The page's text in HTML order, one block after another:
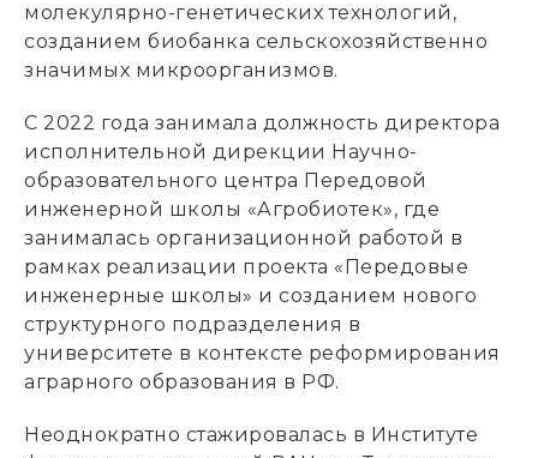
молекулярно-генетических технологий,
созданием биобанка сельскохозяйственно
значимых микроорганизмов.
С 2022 года занимала должность директора
исполнительной дирекции Научно-
образовательного центра Передовой
инженерной школы «Агробиотек», где
занималась организационной работой в
рамках реализации проекта «Передовые
инженерные школы» и созданием нового
структурного подразделения в
университете в контексте реформирования
аграрного образования в РФ.
Неоднократно стажировалась в Институте